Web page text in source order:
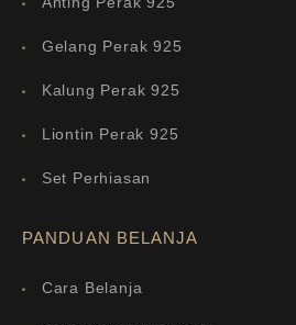
Gelang Perak 925
Kalung Perak 925
Liontin Perak 925
Set Perhiasan
PANDUAN BELANJA
Cara Belanja